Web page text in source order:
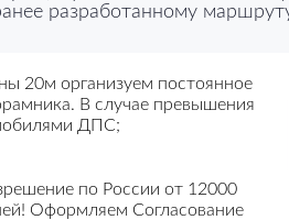
разработанному
20м организуем постоянное
В случае превышения
ДПС;
по России от 12000
Оформляем Согласование